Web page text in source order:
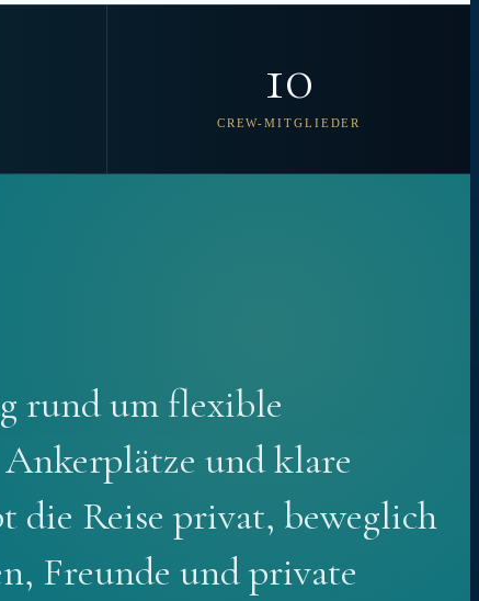
10
CREW-MITGLIEDER
rund um flexible
und klare
die Reise privat, beweglich
Freunde und private